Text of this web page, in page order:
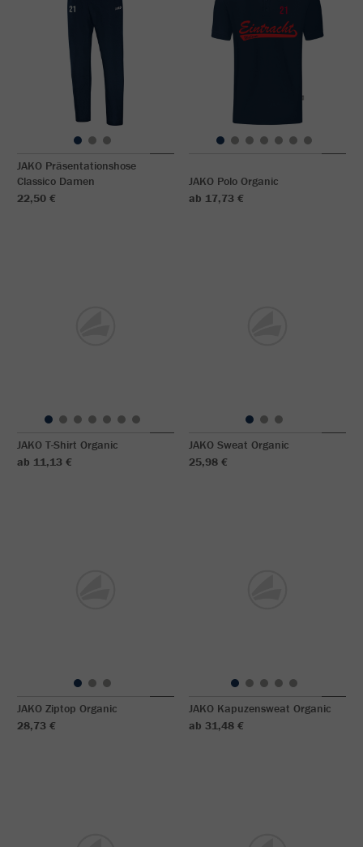
JAKO Präsentationshose
Classico Damen
22,50 €
JAKO Polo Organic
ab 17,73 €
JAKO T-Shirt Organic
ab 11,13 €
JAKO Sweat Organic
25,98 €
JAKO Ziptop Organic
28,73 €
JAKO Kapuzensweat Organic
ab 31,48 €